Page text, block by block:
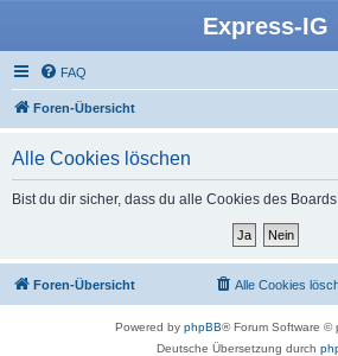
Express-IG
FAQ
Foren-Übersicht
Alle Cookies löschen
Bist du dir sicher, dass du alle Cookies des
Foren-Übersicht Alle Cookies
Powered by phpBB® Forum Software ©
Deutsche Übersetzung durch